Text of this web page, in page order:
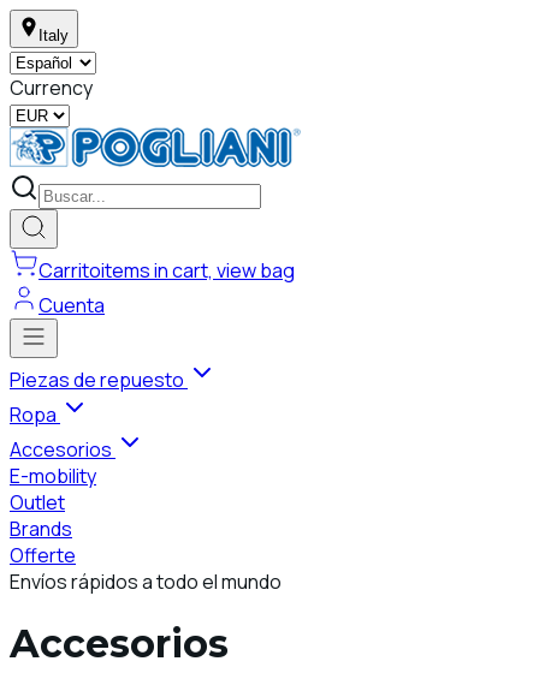
Italy
Currency
Carritoitems in cart, view bag
Cuenta
Piezas de repuesto
Ropa
Accesorios
E-mobility
Outlet
Brands
Offerte
Envíos rápidos a todo el mundo
Accesorios